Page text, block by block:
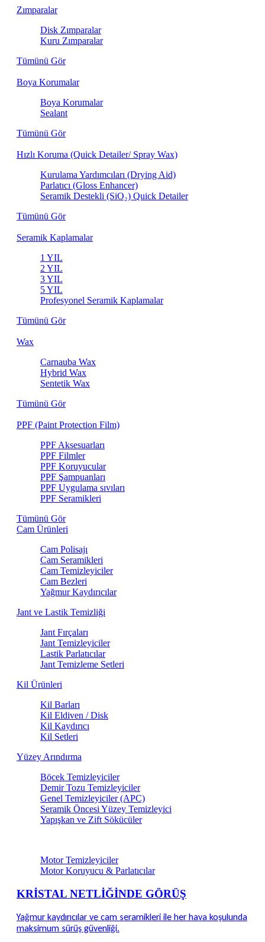
Zımparalar
Disk Zımparalar
Kuru Zımparalar
Tümünü Gör
Boya Korumalar
Boya Korumalar
Sealant
Tümünü Gör
Hızlı Koruma (Quick Detailer/ Spray Wax)
Kurulama Yardımcıları (Drying Aid)
Parlatıcı (Gloss Enhancer)
Seramik Destekli (SiO₂) Quick Detailer
Tümünü Gör
Seramik Kaplamalar
1 YIL
2 YIL
3 YIL
5 YIL
Profesyonel Seramik Kaplamalar
Tümünü Gör
Wax
Carnauba Wax
Hybrid Wax
Sentetik Wax
Tümünü Gör
PPF (Paint Protection Film)
PPF Aksesuarları
PPF Filmler
PPF Koruyucular
PPF Şampuanları
PPF Uygulama sıvıları
PPF Seramikleri
Tümünü Gör
Cam Ürünleri
Cam Polisajı
Cam Seramikleri
Cam Temizleyiciler
Cam Bezleri
Yağmur Kaydırıcılar
Jant ve Lastik Temizliği
Jant Fırçaları
Jant Temizleyiciler
Lastik Parlatıcılar
Jant Temizleme Setleri
Kil Ürünleri
Kil Barları
Kil Eldiven / Disk
Kil Kaydırıcı
Kil Setleri
Yüzey Arındırma
Böcek Temizleyiciler
Demir Tozu Temizleyiciler
Genel Temizleyiciler (APC)
Seramik Öncesi Yüzey Temizleyici
Yapışkan ve Zift Sökücüler
Motor Temizleyiciler
Motor Koruyucu & Parlatıcılar
KRİSTAL NETLİĞİNDE GÖRÜŞ
Yağmur kaydırıcılar ve cam seramikleri ile her hava koşulunda
maksimum sürüş güvenliği.